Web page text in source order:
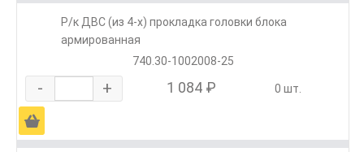
Р/к ДВС (из 4-х) прокладка головки блока
армированная
740.30-1002008-25
- + 1 084 ₽ 0 шт.
Ä